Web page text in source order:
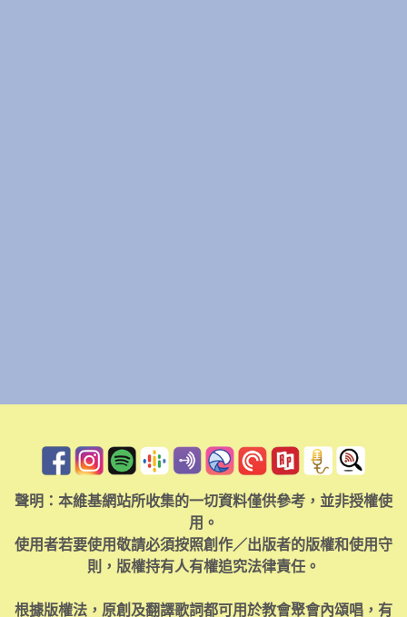
聲明：本維基網站所收集的一切資料僅供參考，並非授權使
用。
使用者若要使用敬請必須按照創作／出版者的版權和使用守
則，版權持有人有權追究法律責任。
根據版權法，原創及翻譯歌詞都可用於教會聚會內頌唱，有